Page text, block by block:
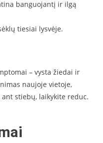
banguojantį ir ilgą
tiesiai lysvėje.
– vysta žiedai ir
naujoje vietoje,
stiebų, laikykite reduc.